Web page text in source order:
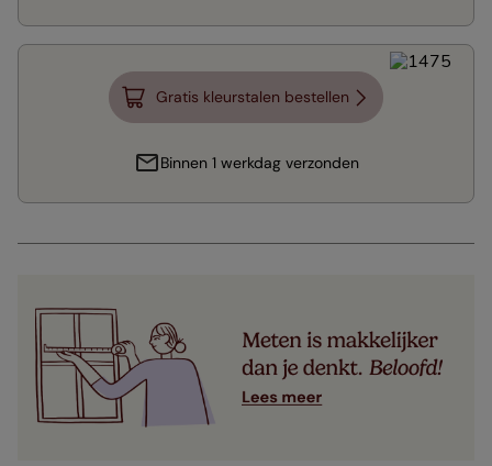
Gratis kleurstalen bestellen
Binnen 1 werkdag verzonden